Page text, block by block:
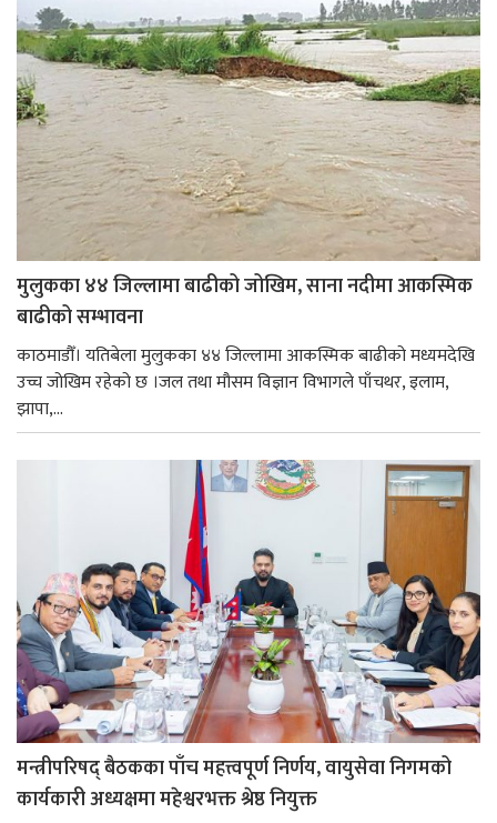
मुलुकका ४४ जिल्लामा बाढीको जोखिम, साना नदीमा आकस्मिक
बाढीको सम्भावना
काठमाडौँ। यतिबेला मुलुकका ४४ जिल्लामा आकस्मिक बाढीको मध्यमदेखि
उच्च जोखिम रहेको छ ।जल तथा मौसम विज्ञान विभागले पाँचथर, इलाम,
झापा,...
मन्त्रीपरिषद् बैठकका पाँच महत्त्वपूर्ण निर्णय, वायुसेवा निगमको
कार्यकारी अध्यक्षमा महेश्वरभक्त श्रेष्ठ नियुक्त